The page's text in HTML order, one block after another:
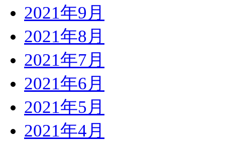
2021年9月
2021年8月
2021年7月
2021年6月
2021年5月
2021年4月